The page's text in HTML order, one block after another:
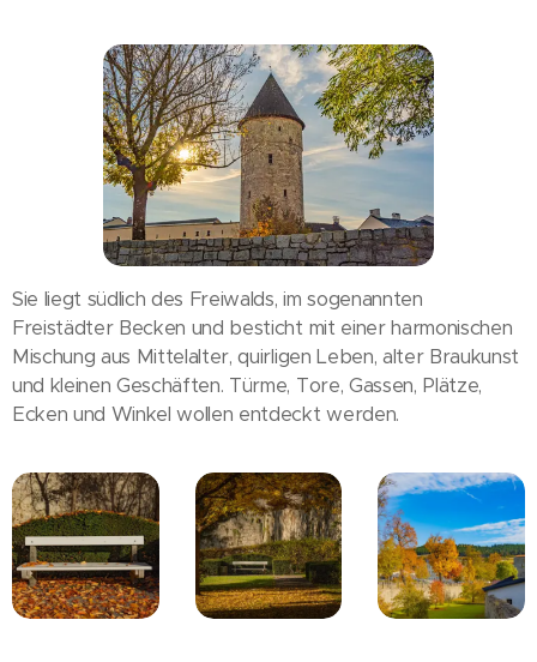
Sie liegt südlich des Freiwalds, im sogenannten
Freistädter Becken und besticht mit einer harmonischen
Mischung aus Mittelalter, quirligen Leben, alter Braukunst
und kleinen Geschäften. Türme, Tore, Gassen, Plätze,
Ecken und Winkel wollen entdeckt werden.